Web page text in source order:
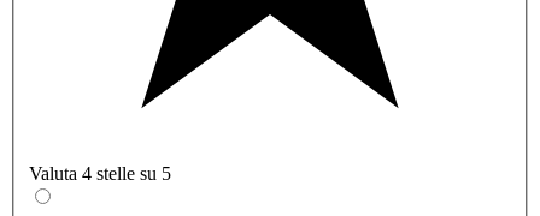
Valuta 4 stelle su 5